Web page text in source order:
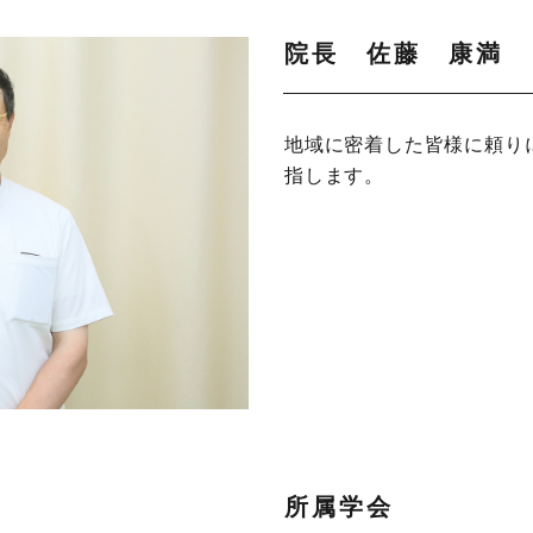
院長 佐藤 康満
地域に密着した皆様に頼り
指します。
所属学会